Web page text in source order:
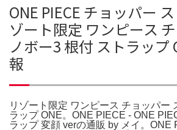
ONE PIECE チョッパー
ゾート限定 ワンピース
ノボー3 根付 ストラップ
報
リゾート限定 ワンピース チョッパー
ラップ ONE。ONE PIECE - ONE
ラップ 変顔 verの通販 by メイ。ONE